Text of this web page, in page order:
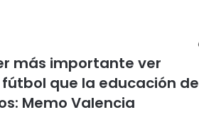
más importante ver
que la educación de
Memo Valencia